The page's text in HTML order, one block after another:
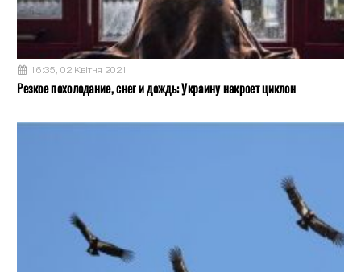
16:35, 02 Квітня 2021
Резкое похолодание, снег и дождь: Украину накроет циклон